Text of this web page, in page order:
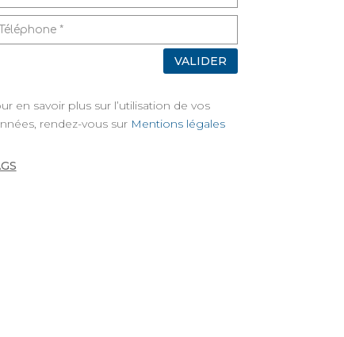
VALIDER
en savoir plus sur l’utilisation de vos
rendez-vous sur Mentions légales